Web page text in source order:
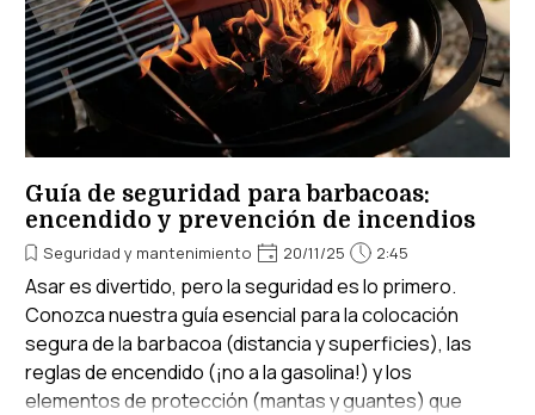
Guía de seguridad para barbacoas:
encendido y prevención de incendios
Seguridad y mantenimiento 20/11/25 2:45
Asar es divertido, pero la seguridad es lo primero.
Conozca nuestra guía esencial para la colocación
segura de la barbacoa (distancia y superficies), las
reglas de encendido (¡no a la gasolina!) y los
elementos de protección (mantas y guantes) que